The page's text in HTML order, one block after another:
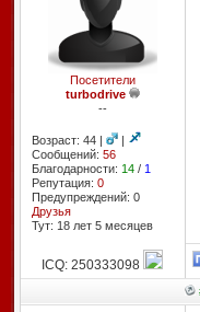
Посетители
turbodrive
--
Возраст: 44 |
|
Сообщений: 56
Благодарности: 14/ 1
Репутация: 0
Предупреждений: 0
Друзья
Тут: 18 лет 5 месяцев
ICQ: 250333098